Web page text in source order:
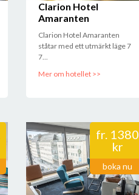
Clarion Hotel
Amaranten
Clarion Hotel Amaranten
ståtar med ett utmärkt läge 7
7...
Mer om hotellet >>
fr. 1380
kr
boka nu